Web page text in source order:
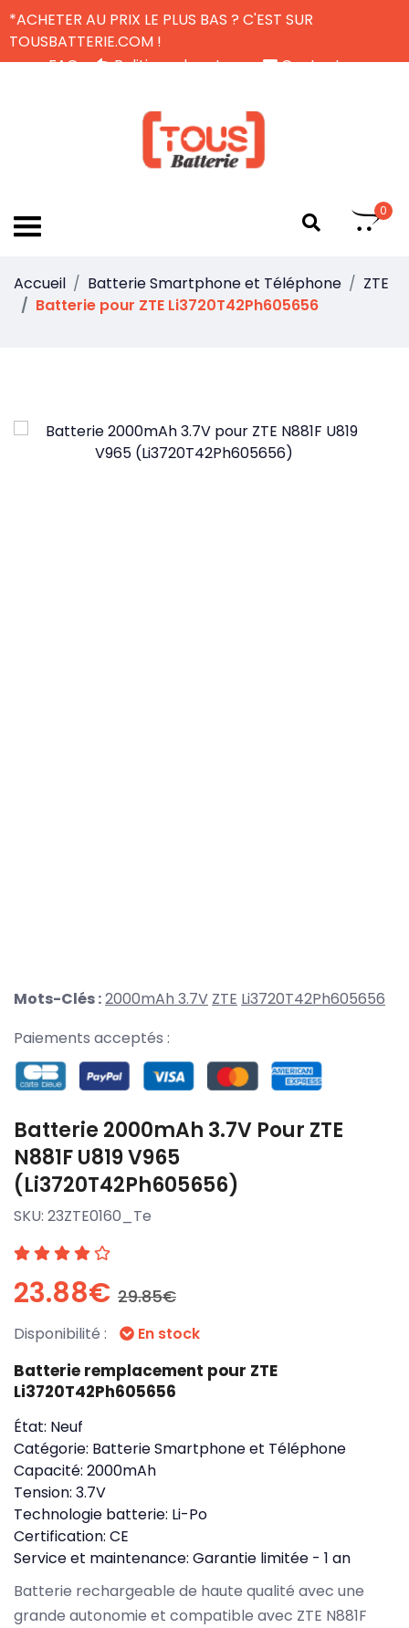
*ACHETER AU PRIX LE PLUS BAS ? C'EST SUR
TOUSBATTERIE.COM !
FAQ
Politique de retour
Contactez-nous
0
Accueil Batterie Smartphone et Téléphone
ZTE
Batterie pour ZTE Li3720T42Ph605656
Mots-Clés :2000mAh 3.7V ZTE Li3720T42Ph605656
Paiements acceptés :
Batterie 2000mAh 3.7V Pour ZTE
N881F U819 V965
(Li3720T42Ph605656)
SKU: 23ZTE0160_Te
23.88€ 29.85€
Disponibilité : En stock
Batterie remplacement pour ZTE
Li3720T42Ph605656
État: Neuf
Catégorie: Batterie Smartphone et Téléphone
Capacité: 2000mAh
Tension: 3.7V
Technologie batterie: Li-Po
Certification: CE
Service et maintenance: Garantie limitée - 1 an
Batterie rechargeable de haute qualité avec une
grande autonomie et compatible avec ZTE N881F